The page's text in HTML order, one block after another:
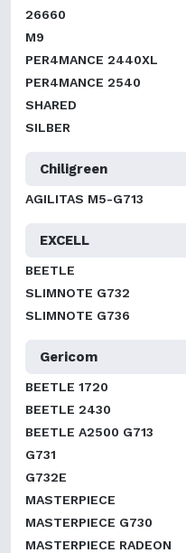
26660
M9
PER4MANCE 2440XL
PER4MANCE 2540
SHARED
SILBER
Chiligreen
AGILITAS M5-G713
EXCELL
BEETLE
SLIMNOTE G732
SLIMNOTE G736
Gericom
BEETLE 1720
BEETLE 2430
BEETLE A2500 G713
G731
G732E
MASTERPIECE
MASTERPIECE G730
MASTERPIECE RADEON